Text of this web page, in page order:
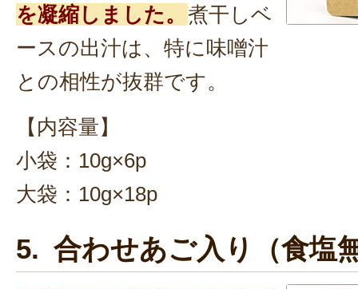
を凝縮しました。
煮干しベ
ースの出汁は、特に味噌汁
との相性が抜群です。
【内容量】
小袋：10g×6p
大袋：10g×18p
5. 合わせあご入り（食塩